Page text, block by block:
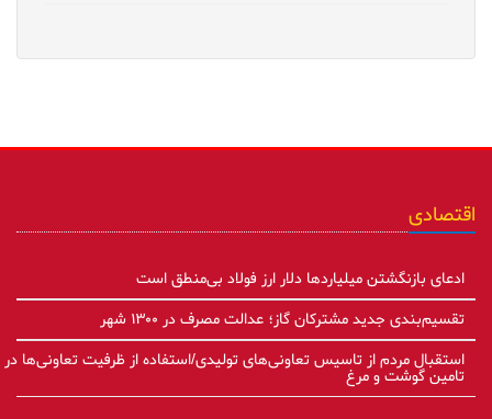
اقتصادی
ادعای بازنگشتن میلیاردها دلار ارز فولاد بی‌منطق است
تقسیم‌بندی جدید مشترکان گاز؛ عدالت مصرف در ۱۳۰۰ شهر
استقبال مردم از تاسیس تعاونی‌های تولیدی/استفاده از ظرفیت تعاونی‌ها در
تامین گوشت و مرغ